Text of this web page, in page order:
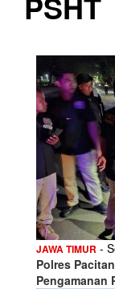
JAWA TIMUR -
Polres
Pengamanan